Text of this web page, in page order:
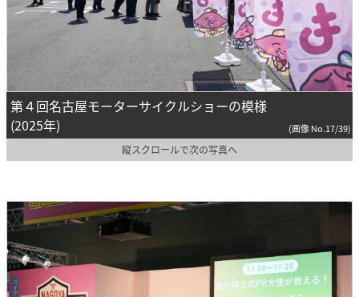
第４回名古屋モーターサイクルショーの模様
(2025年)
(画像 No.17/39)
縦スクロールで次の写真へ